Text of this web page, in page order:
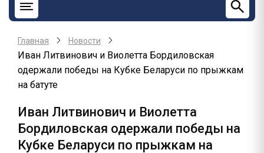
Главная Новости
Иван Литвинович и Виолетта Бордиловская
одержали победы на Кубке Беларуси по прыжкам
на батуте
Иван Литвинович и Виолетта
Бордиловская одержали победы на
Кубке Беларуси по прыжкам на